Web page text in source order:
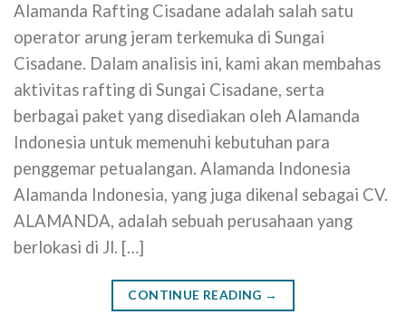
Alamanda Rafting Cisadane adalah salah satu
operator arung jeram terkemuka di Sungai
Cisadane. Dalam analisis ini, kami akan membahas
aktivitas rafting di Sungai Cisadane, serta
berbagai paket yang disediakan oleh Alamanda
Indonesia untuk memenuhi kebutuhan para
penggemar petualangan. Alamanda Indonesia
Alamanda Indonesia, yang juga dikenal sebagai CV.
ALAMANDA, adalah sebuah perusahaan yang
berlokasi di Jl. […]
CONTINUE READING →